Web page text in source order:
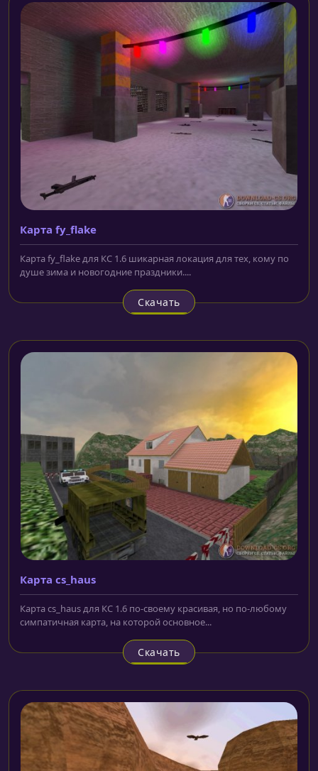
Карта fy_flake
Карта fy_flake для КС 1.6 шикарная локация для тех, кому по
душе зима и новогодние праздники....
Скачать
Карта cs_haus
Карта cs_haus для КС 1.6 по-своему красивая, но по-любому
симпатичная карта, на которой основное...
Скачать